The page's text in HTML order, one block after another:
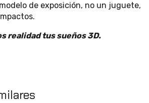
de exposición, no un juguete,
realidad tus sueños 3D.